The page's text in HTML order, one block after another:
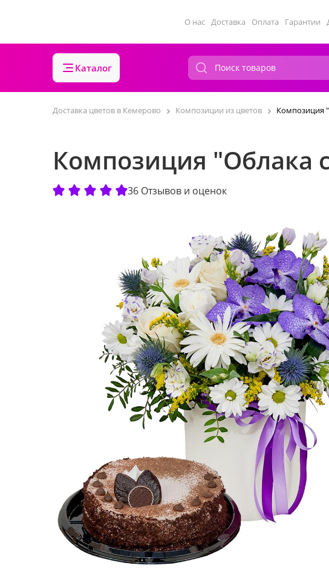
О нас Доставка Оплата Гарантии
Каталог
Доставка цветов в Кемерово Композиции из цветов Композиция
Композиция "Облака
36 Отзывов и оценок